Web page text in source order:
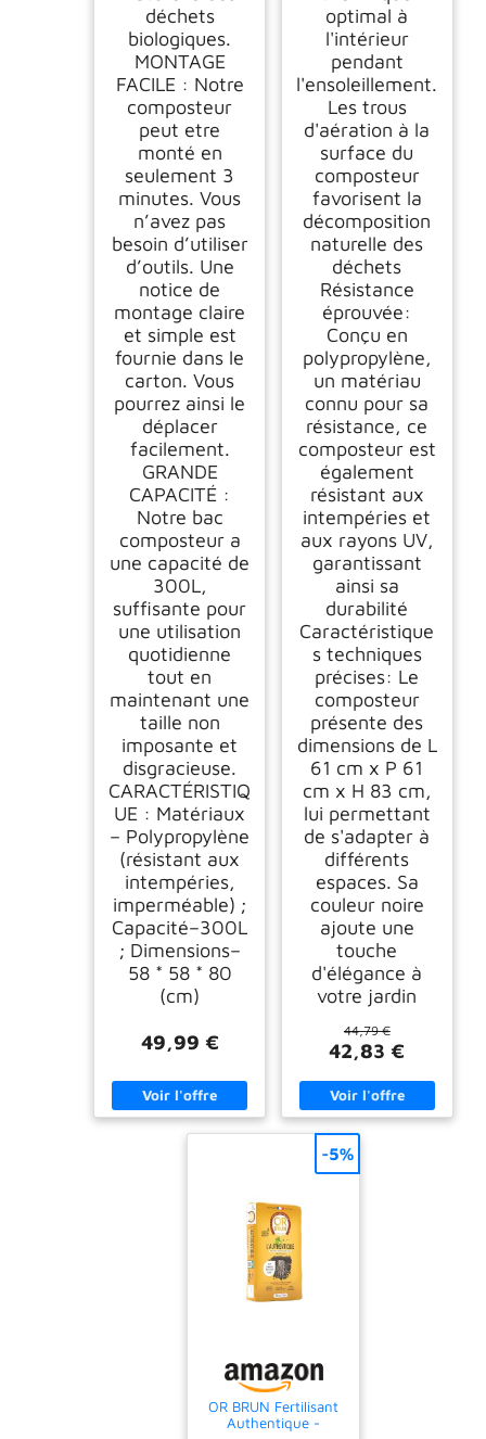
déchets
biologiques.
MONTAGE
FACILE : Notre
composteur
peut etre
monté en
seulement 3
minutes. Vous
n’avez pas
besoin d’utiliser
d’outils. Une
notice de
montage claire
et simple est
fournie dans le
carton. Vous
pourrez ainsi le
déplacer
facilement.
GRANDE
CAPACITÉ :
Notre bac
composteur a
une capacité de
300L,
suffisante pour
une utilisation
quotidienne
tout en
maintenant une
taille non
imposante et
disgracieuse.
CARACTÉRISTIQ
UE : Matériaux
– Polypropylène
(résistant aux
intempéries,
imperméable) ;
Capacité–300L
; Dimensions–
58 * 58 * 80
(cm)
49,99 €
optimal à
l'intérieur
pendant
l'ensoleillement.
Les trous
d'aération à la
surface du
composteur
favorisent la
décomposition
naturelle des
déchets
Résistance
éprouvée:
Conçu en
polypropylène,
un matériau
connu pour sa
résistance, ce
composteur est
également
résistant aux
intempéries et
aux rayons UV,
garantissant
ainsi sa
durabilité
Caractéristique
s techniques
précises: Le
composteur
présente des
dimensions de L
61 cm x P 61
cm x H 83 cm,
lui permettant
de s'adapter à
différents
espaces. Sa
couleur noire
ajoute une
touche
d'élégance à
votre jardin
44,79 €
42,83 €
OR BRUN Fertilisant
Authentique -
-5%